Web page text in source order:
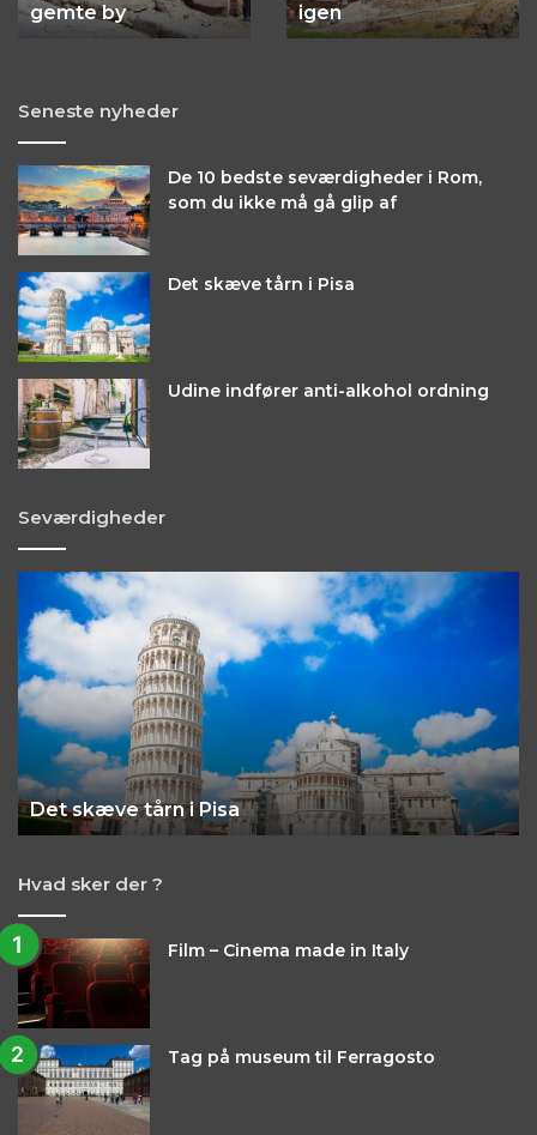
igen
sommerslot
Seneste nyheder
De 10 bedste seværdigheder i Rom,
som du ikke må gå glip af
Det skæve tårn i Pisa
Udine indfører anti-alkohol ordning
Seværdigheder
Italiens
filmby
–
Cinecittà
Opdag Italiens filmby – Cinecittà
Hvad sker der ?
Film – Cinema made in Italy
Tag på museum til Ferragosto